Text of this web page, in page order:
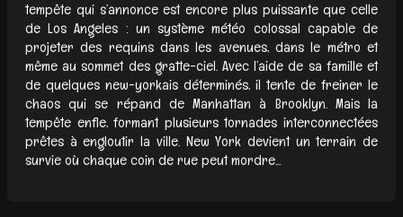
tempête qui s’annonce est encore plus puissante que celle
de Los Angeles : un système météo colossal capable de
projeter des requins dans les avenues, dans le métro et
même au sommet des gratte-ciel. Avec l’aide de sa famille et
de quelques new-yorkais déterminés, il tente de freiner le
chaos qui se répand de Manhattan à Brooklyn. Mais la
tempête enfle, formant plusieurs tornades interconnectées
prêtes à engloutir la ville. New York devient un terrain de
survie où chaque coin de rue peut mordre...